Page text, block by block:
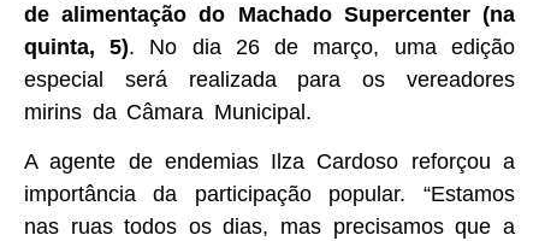
de alimentação do Machado Supercenter (na
quinta, 5). No dia 26 de março, uma edição
especial será realizada para os vereadores
mirins da Câmara Municipal.
A agente de endemias Ilza Cardoso reforçou a
importância da participação popular. “Estamos
nas ruas todos os dias, mas precisamos que a